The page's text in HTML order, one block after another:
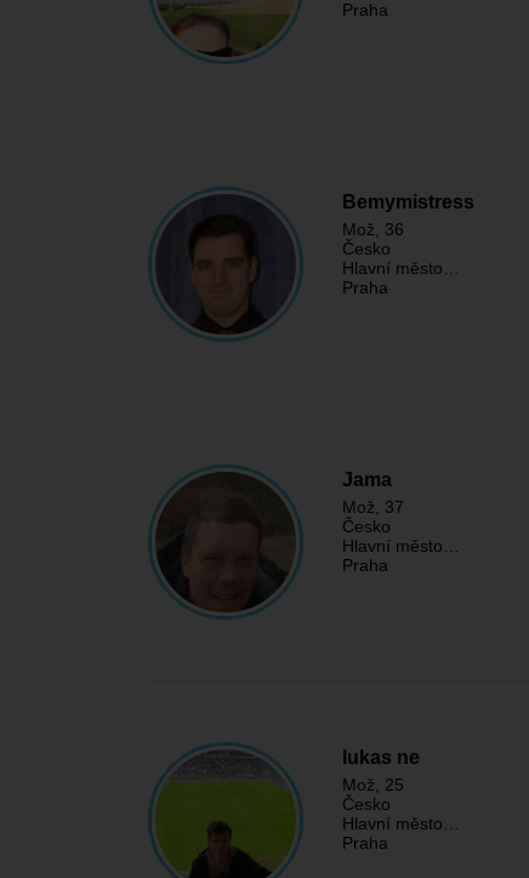
Praha
Bemymistress
Mož , 36
Česko
Hlavní město…
Praha
Jama
Mož , 37
Česko
Hlavní město…
Praha
lukas ne
Mož , 25
Česko
Hlavní město…
Praha